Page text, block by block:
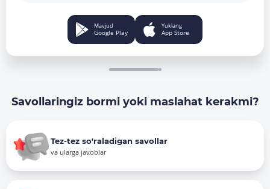
Mavjud
Google Play
Yuklang
App Store
Savollaringiz bormi yoki maslahat kerakmi?
Tez-tez so'raladigan savollar
va ularga javoblar